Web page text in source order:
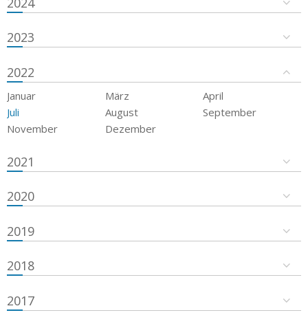
2023
2022
Januar März
April
Juli
August
September
November
Dezember
2021
2020
2019
2018
2017